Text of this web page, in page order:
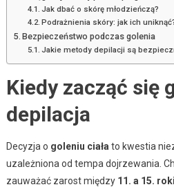
Jak dbać o skórę młodzieńczą?
Podrażnienia skóry: jak ich
Bezpieczeństwo podczas golenia
Jakie metody depilacji są
Kiedy zacząć się
depilacja
Decyzja o goleniu ciała to kwestia
uzależniona od tempa dojrzewania.
zauważać zarost między 11. a 15.